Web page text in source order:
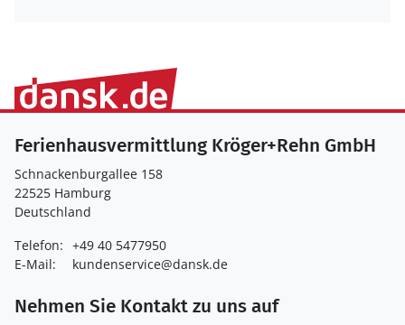
Ferienhausvermittlung Kröger+Rehn GmbH
Schnackenburgallee 158
22525 Hamburg
Deutschland
Telefon: +49 40 5477950
E-Mail:
kundenservice@dansk.de
Nehmen Sie Kontakt zu uns auf